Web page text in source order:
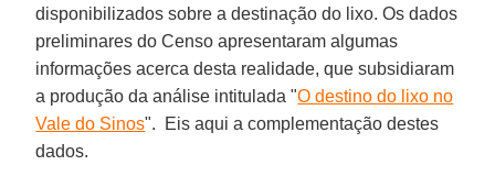
disponibilizados sobre a destinação do lixo. Os dados
preliminares do Censo apresentaram algumas
informações acerca desta realidade, que subsidiaram
a produção da análise intitulada "O destino do lixo no
Vale do Sinos". Eis aqui a complementação destes
dados.